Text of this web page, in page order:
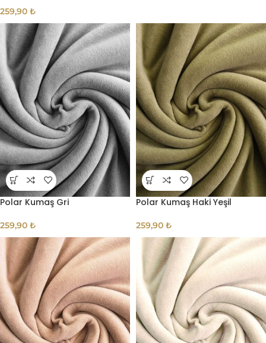
259,90 ₺
Polar Kumaş Gri
259,90 ₺
Polar Kumaş Haki Yeşil
259,90 ₺